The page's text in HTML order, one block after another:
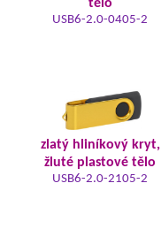
tělo
USB6-2.0-0405-2
zlatý hliníkový kryt,
žluté plastové tělo
USB6-2.0-2105-2